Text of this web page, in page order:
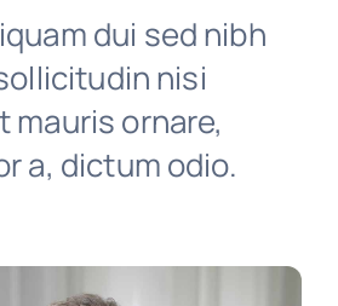
dui sed nibh
nisi
mauris ornare,
a, dictum odio.